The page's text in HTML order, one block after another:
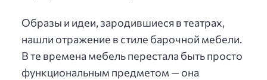
Образы и идеи, зародившиеся в театрах,
нашли отражение в стиле барочной мебели.
В те времена мебель перестала быть просто
функциональным предметом — она